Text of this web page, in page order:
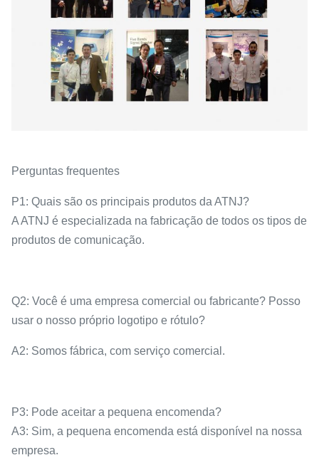
Perguntas frequentes
P1: Quais são os principais produtos da ATNJ?
A ATNJ é especializada na fabricação de todos os tipos de
produtos de comunicação.
Q2: Você é uma empresa comercial ou fabricante? Posso
usar o nosso próprio logotipo e rótulo?
A2: Somos fábrica, com serviço comercial.
P3: Pode aceitar a pequena encomenda?
A3: Sim, a pequena encomenda está disponível na nossa
empresa.